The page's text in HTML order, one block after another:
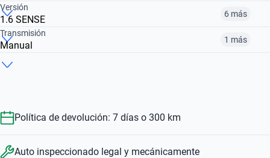
2017
$ 25.122.000
Versión
1.6 SENSE 6 más
Transmisión
Manual 1 más
Política de devolución: 7 días o 300 km
Auto inspeccionado legal y mecánicamente